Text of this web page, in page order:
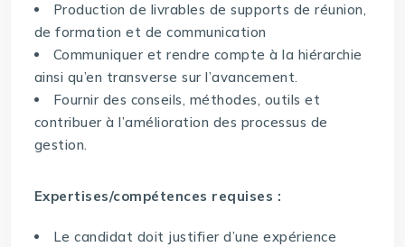
Production de livrables de supports de réunion,
de formation et de communication
Communiquer et rendre compte à la hiérarchie
ainsi qu’en transverse sur l’avancement.
Fournir des conseils, méthodes, outils et
contribuer à l’amélioration des processus de
gestion.
Expertises/compétences requises :
Le candidat doit justifier d’une expérience